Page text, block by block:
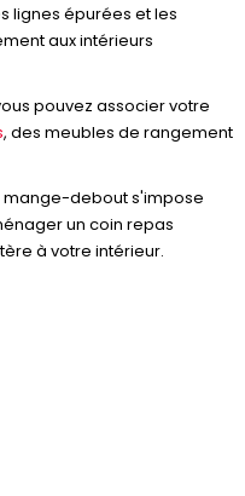
lignes épurées et les
aux intérieurs
pouvez associer votre
, des meubles de rangement
mange-debout s'impose
un coin repas
à votre intérieur.